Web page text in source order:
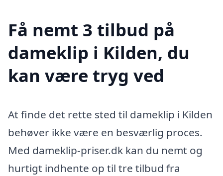
Få nemt 3 tilbud på
dameklip i Kilden, du
kan være tryg ved
At finde det rette sted til dameklip i Kilden
behøver ikke være en besværlig proces.
Med dameklip-priser.dk kan du nemt og
hurtigt indhente op til tre tilbud fra